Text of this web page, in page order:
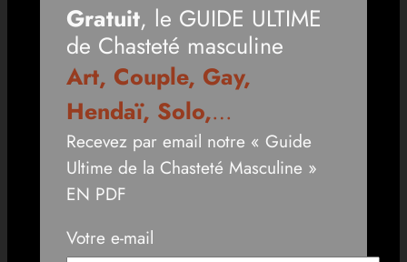
Gratuit, le GUIDE ULTIME
de Chasteté masculine
Art, Couple, Gay,
Hendaï, Solo,…
Recevez par email notre « Guide
Ultime de la Chasteté Masculine »
EN PDF
Votre e-mail